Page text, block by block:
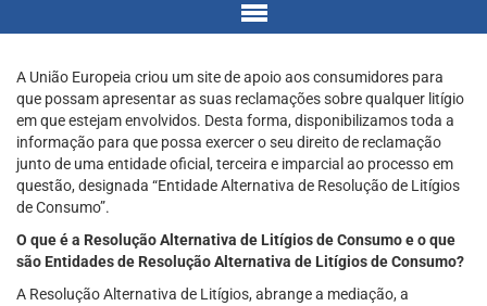
Menu
A União Europeia criou um site de apoio aos consumidores para
que possam apresentar as suas reclamações sobre qualquer litígio
em que estejam envolvidos. Desta forma, disponibilizamos toda a
informação para que possa exercer o seu direito de reclamação
junto de uma entidade oficial, terceira e imparcial ao processo em
questão, designada “Entidade Alternativa de Resolução de Litígios
de Consumo”.
O que é a Resolução Alternativa de Litígios de Consumo e o que
são Entidades de Resolução Alternativa de Litígios de Consumo?
A Resolução Alternativa de Litígios, abrange a mediação, a